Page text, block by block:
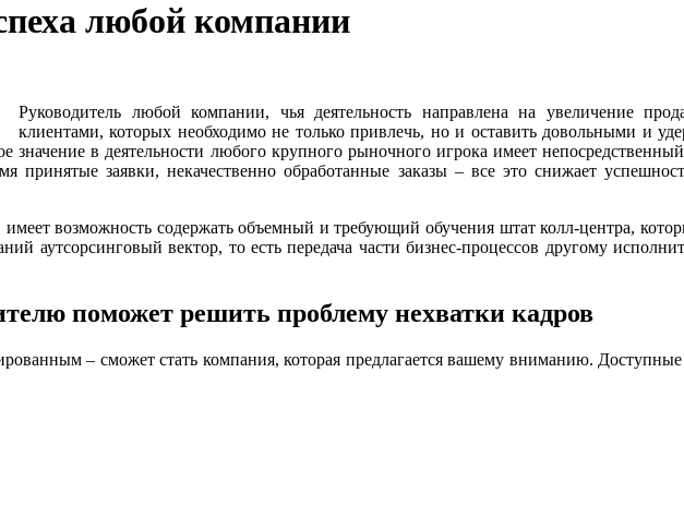
любой компании
Руководитель любой компании, чья деятельность направлена на увеличение
клиентами, которых необходимо не только привлечь, но и оставить довольными и
значение в деятельности любого крупного рыночного игрока имеет
заявки, некачественно обработанные заказы – все это снижает
возможность содержать объемный и требующий обучения штат колл-центра,
аутсорсинговый вектор, то есть передача части бизнес-процессов другому
поможет решить проблему нехватки кадров
– сможет стать компания, которая предлагается вашему вниманию.